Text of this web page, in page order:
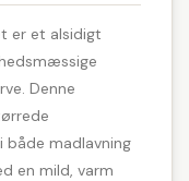
er et alsidigt
Denne
både madlavning
en mild, varm